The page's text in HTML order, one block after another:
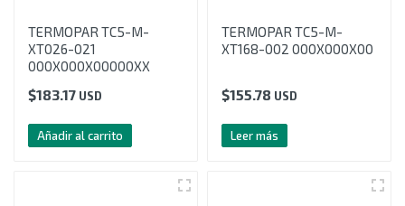
TERMOPAR TC5-M-
XT026-021
000X000X00000XX
$183.17 USD
Añadir al carrito
TERMOPAR TC5-M-
XT168-002 000X000X00
$155.78 USD
Leer más